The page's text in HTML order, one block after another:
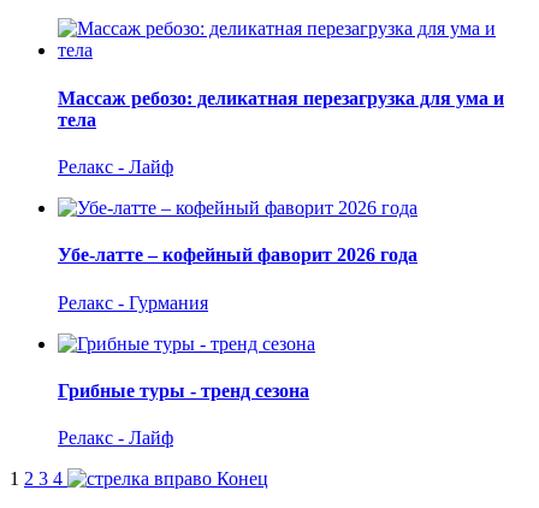
Массаж ребозо: деликатная перезагрузка для ума и
тела
Релакс - Лайф
Убе-латте – кофейный фаворит 2026 года
Релакс - Гурмания
Грибные туры - тренд сезона
Релакс - Лайф
1 2 3 4
Конец